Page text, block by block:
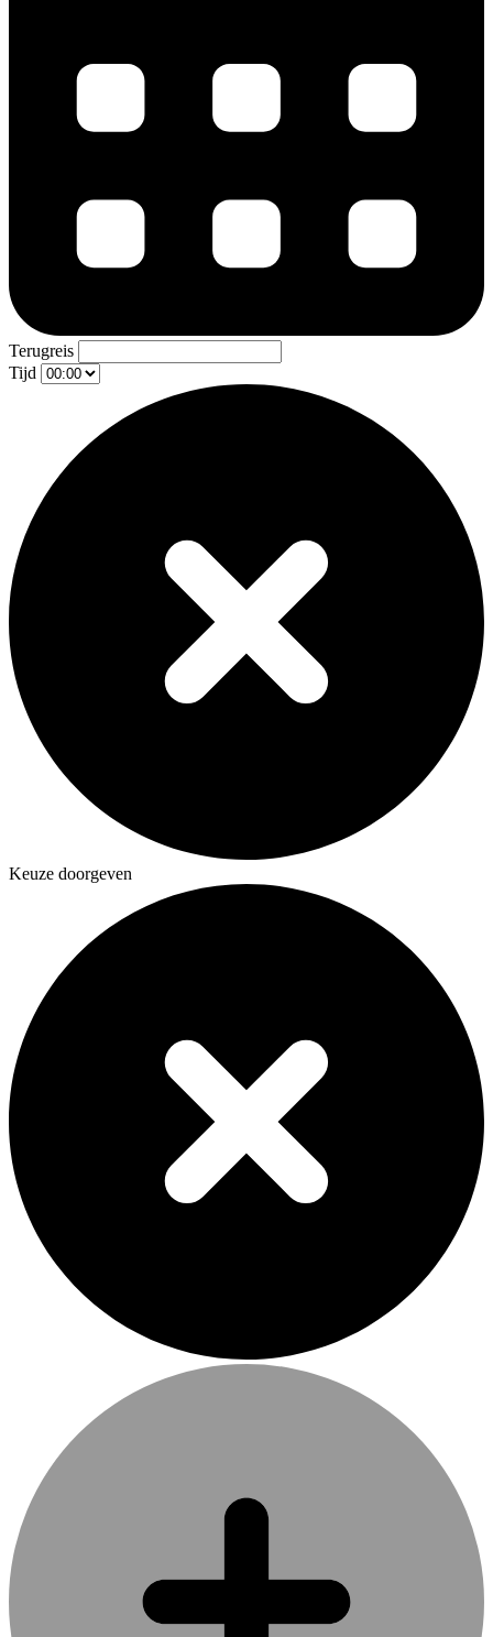
Terugreis
Tijd
Keuze doorgeven